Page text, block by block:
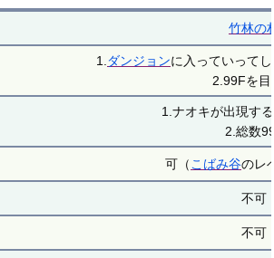
竹林の
1. ダンジョンに入っていって
2.99Fを目
1.ナオキが出現す
2.総数
可（ こばみ谷のレ
不可
不可